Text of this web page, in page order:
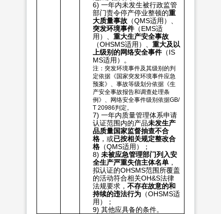
6) 一年内未发生被行政监管
部门责令停产停业整顿的重
大质量事故 （QMS适用）、
突发环境事件（EMS适
用）、 重大生产安全事故
（OHSMS适用）、 重大及以
上级别的网络安全事件（IS
MS适用）。
注：突发环境事件及其级别的判
定依据《国家突发环境事件应急
预案》、事故等级划分依据《生
产安全事故报告和调查处理条
例》、网络安全事件级别依据GB/
T 20986判定。
7) 一年内质量管理体系申请
认证范围内的产品未发生产
品质量国家监督抽查不合
格 ，或已按相关规定整改合
格 （QMS适用）；
8) 未被应急管理部门列入安
全生产严重失信主体名单 ，
拟认证的OHSMS范围所覆盖
的活动符合相关OH&S法律
法规要求， 不存在故意的和
持续的违法行为 （OHSMS适
用）；
9) 其他应具备的条件。